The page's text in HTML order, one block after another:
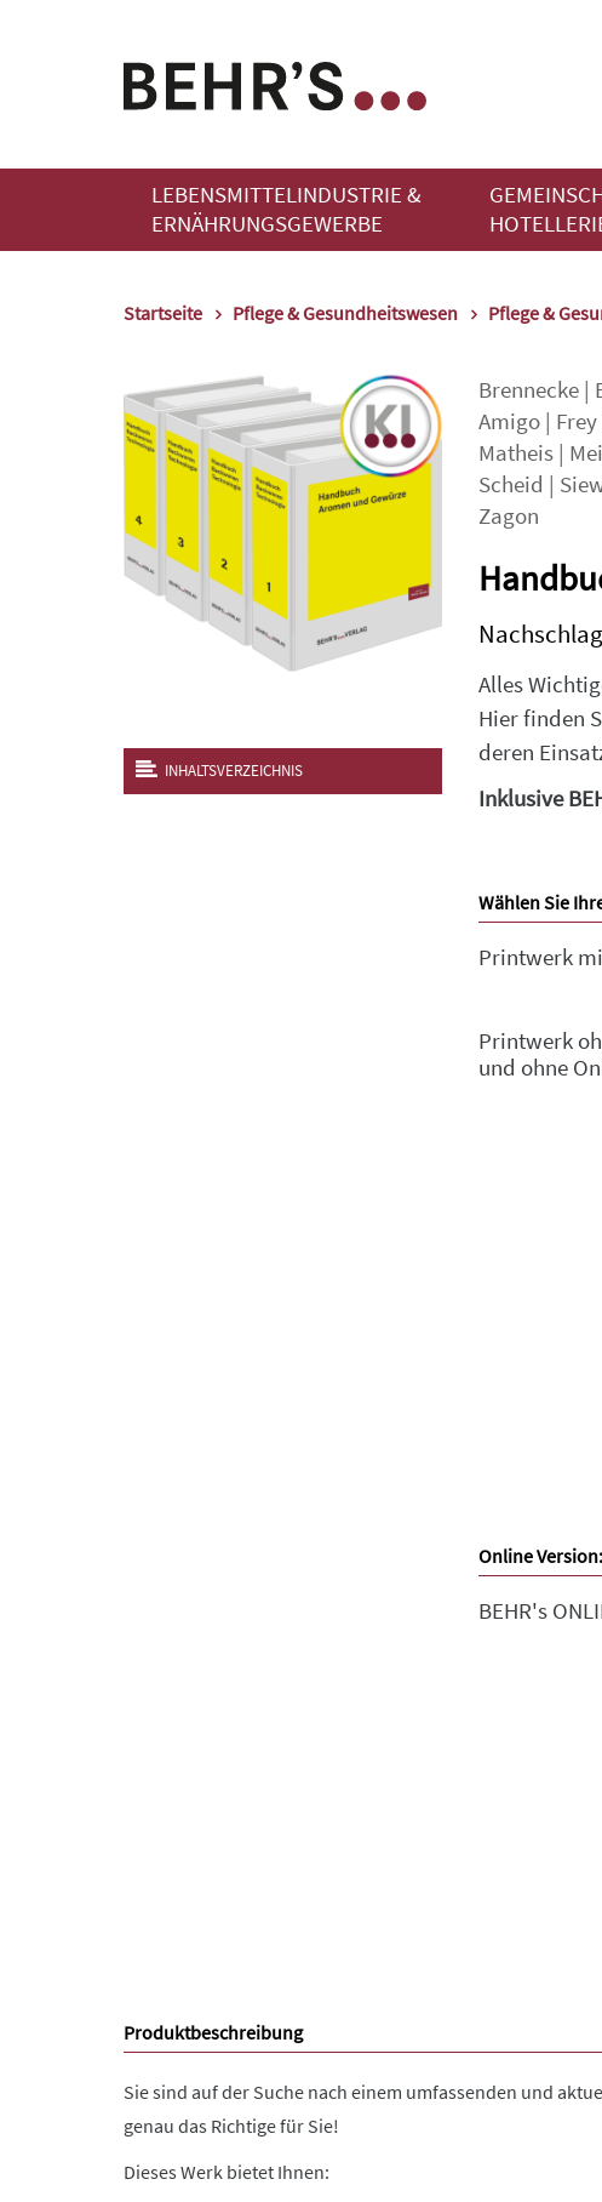
LEBENSMITTELINDUSTRIE &
ERNÄHRUNGSGEWERBE
Startseite Pflege & Gesundheitswesen Pflege &
INHALTSVERZEICHNIS
Brennecke|
Amigo| Frey
Matheis|
Scheid |
Zagon
Alles
Hier finden
deren
Inklusive
Wählen Sie
Printwerk
Printwerk
und ohne
Online Version:
BEHR's
Produktbeschreibung
Sie sind auf der Suche nach einem umfassenden und
genau das Richtige für Sie!
Dieses Werk bietet Ihnen: